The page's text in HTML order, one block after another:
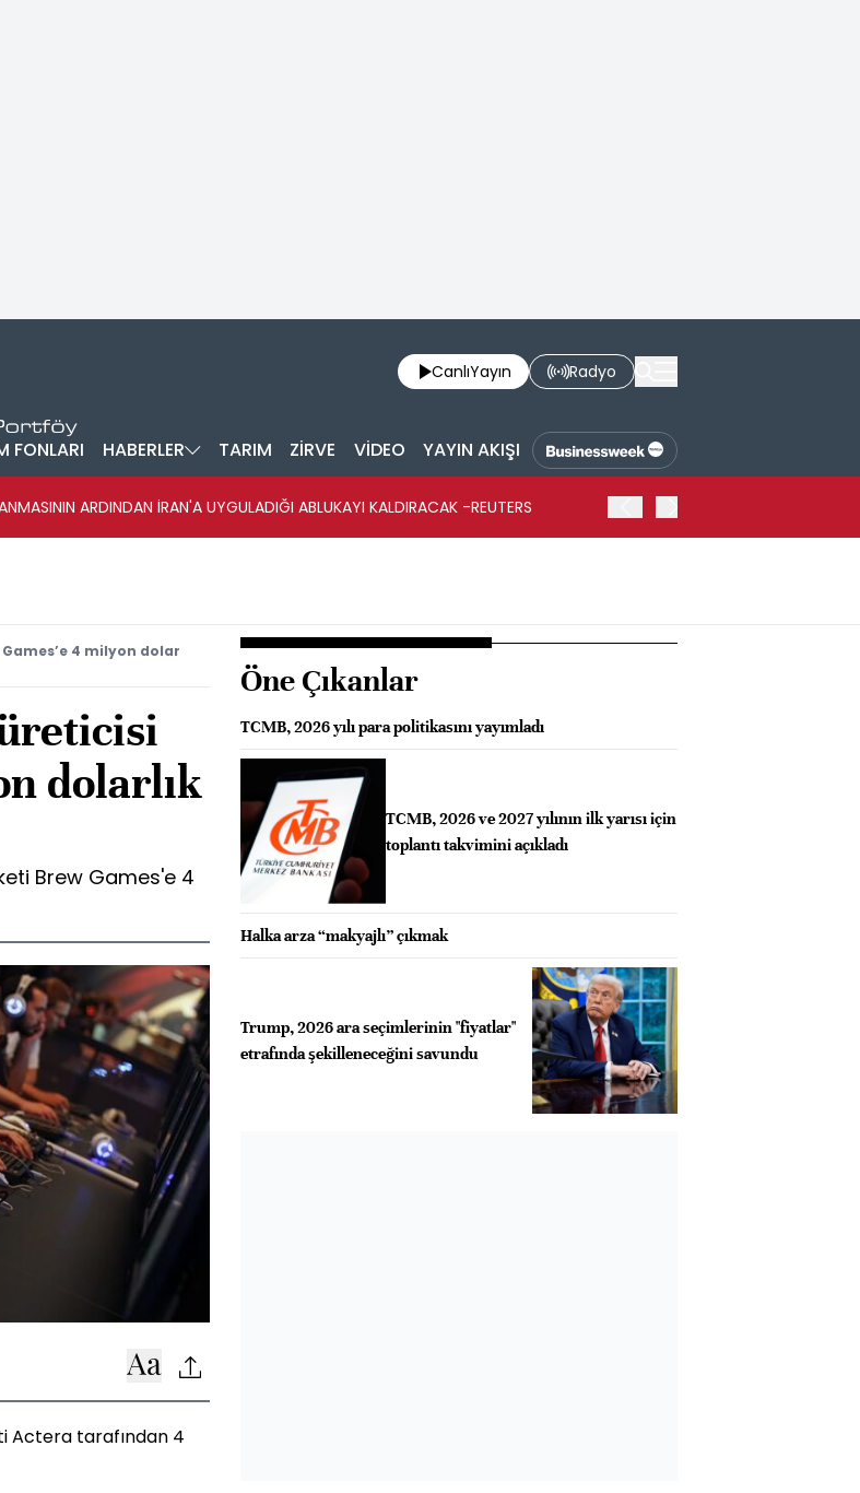
CanlıYayın Radyo
FONLARI HABERLER TARIM ZİRVE VİDEO YAYIN AKIŞI
ARDINDAN İRAN'A UYGULADIĞI ABLUKAYI KALDIRACAK -REUTERS
4 milyon dolar
dolarlık
Brew Games'e 4
Actera tarafından 4
Öne Çıkanlar
TCMB, 2026 yılı para politikasını yayımladı
TCMB, 2026 ve 2027 yılının ilk yarısı için
toplantı takvimini açıkladı
Halka arza “makyajlı” çıkmak
Trump, 2026 ara seçimlerinin "fiyatlar"
etrafında şekilleneceğini savundu